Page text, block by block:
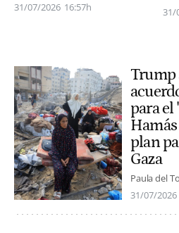
31/07/2026 16:57h
31/
Trump
para el
plan
Gaza
Paula del
31/07/2026